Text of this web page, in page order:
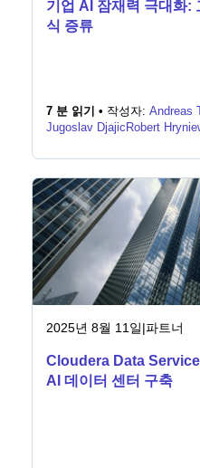
기업 AI 잠재력 극대화:
식 증류
7 분 읽기 • 작성자: Andreas
Jugoslav Djajic Robert
2025년 8월 11일|파트너
Cloudera Data
AI 데이터 센터 구축